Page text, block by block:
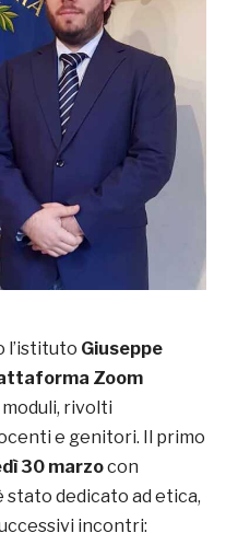
l’istituto Giuseppe
Zoom
rivolti
e genitori. Il primo
30 marzocon
stato dedicato ad etica,
incontri: